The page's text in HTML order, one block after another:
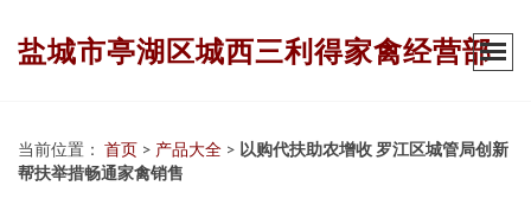
盐城市亭湖区城西三利得家禽经营部
当前位置： 首页 > 产品大全 > 以购代扶助农增收 罗江区城管局创新
帮扶举措畅通家禽销售